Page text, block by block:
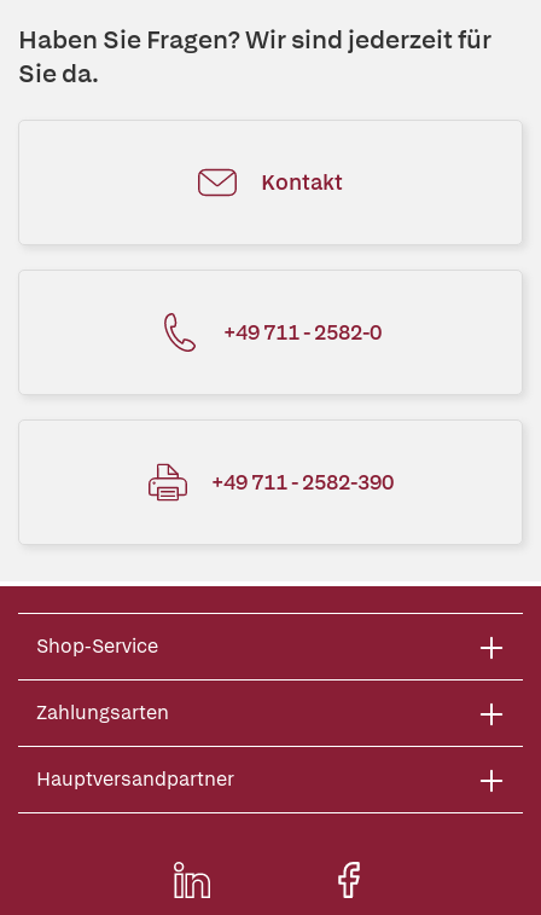
Haben Sie Fragen? Wir sind jederzeit für
Sie da.
Kontakt
+49 711 - 2582-0
+49 711 - 2582-390
Shop-Service
Zahlungsarten
Hauptversandpartner